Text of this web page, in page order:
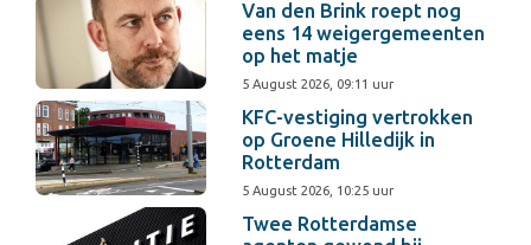
Van den Brink roept nog
eens 14 weigergemeenten
op het matje
5 August 2026, 09:11 uur
KFC-vestiging vertrokken
op Groene Hilledijk in
Rotterdam
5 August 2026, 10:25 uur
Twee Rotterdamse